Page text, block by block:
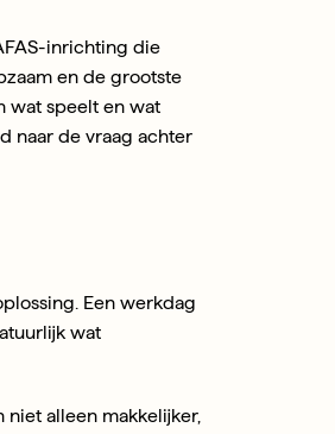
inrichting die
en de grootste
wat speelt en wat
naar de vraag achter
Een werkdag
wat
alleen makkelijker,